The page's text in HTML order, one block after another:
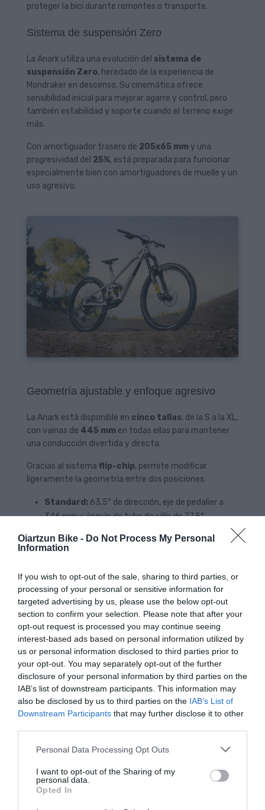
Oiartzun Bike - Do Not Process My Personal
Information
If you wish to opt-out of the sale, sharing to third parties, or
processing of your personal or sensitive information for
targeted advertising by us, please use the below opt-out
section to confirm your selection. Please note that after your
opt-out request is processed you may continue seeing
interest-based ads based on personal information utilized by
us or personal information disclosed to third parties prior to
your opt-out. You may separately opt-out of the further
disclosure of your personal information by third parties on the
IAB’s list of downstream participants. This information may
also be disclosed by us to third parties on the IAB’s List of
Downstream Participants that may further disclose it to other
Please note that this website/app uses one or more Google
not limited to your visit or usage behaviour. You may click to
grant or deny consent to Google and its third-party tags to
use your data for below specified purposes in below Google
Personal Data Processing Opt Outs
I want to opt-out of the Sharing of my
personal data.
Opted In
proteger la bici durante remontes o transporte.
Sistema de suspensión Zero
La Anark utiliza una evolución del sistema de
suspensión Zero, heredado de la experiencia de
Mondraker en descenso. Su cinemática ofrece
sensibilidad inicial para mejorar agarre y control, pero
también estabilidad y soporte cuando el terreno exige
más.
Con amortiguador trasero de 205x65 mm y una
progresividad del 25%, está preparada para funcionar
especialmente bien con amortiguadores de muelle y un
uso agresivo.
Geometría ajustable y enfoque agresivo
La Anark está disponible en cinco tallas, de la S a la XL,
con vainas de 445 mm en todas ellas para mantener
una conducción divertida y directa.
Gracias al sistema flip-chip, permite modificar
ligeramente la geometría entre dos posiciones:
Standard: 63,5° de dirección, eje de pedalier a
346 mm y ángulo de tubo de sillín de 77,5°.
63,15° de dirección, eje de pedalier a 341 mm
y ángulo de tubo de sillín de 77,15°.
La nuevaMondraker Anarkllegará próximamente a
Oiartzun Bike. Si buscas una bicicleta preparada para
bike park, freeride y bajadas sin límites, muy pronto
podrás descubrirla tanto en nuestra tienda física como
online.
Síguenos para conocer disponibilidad, montajes y
novedades de una de las bicicletas más divertidas y
agresivas de la nueva gama Mondraker.
Preguntas frecuentes sobre la Mondraker
Anark
Anark?
Está pensada para freeride, bike park, descensos
agresivos y saltos